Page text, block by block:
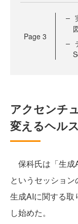
Page 3
アクセンチ
変えるヘル
保科氏は「生成
というセッショ
生成AIに関する取
し始めた。